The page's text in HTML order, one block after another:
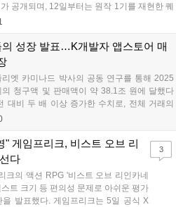
공개되며, 12일부터는 원작 1기를 재현한 퀘
사막을 베어무는 혼돈'이 열린다. 또한 12일부
원작의 재미를 더한 전략적 전투와 풍성한
다....
성장 발표…K개발자 앱스토어 매
엣 카미나드 박사의 공동 연구를 통해 2025
청구액 및 판매액이 약 38.1조 원에 달했다
대비 두 배 이상 증가한 수치로, 전체 거래의
하지 않는 구조다. 특히 소규모 개발자의 매
있다. 애플은 앞으로도 개발자 커뮤니티의
겠다고 밝혔다....
" 게임프리크, 비스트 오브 리
다
크의 액션 RPG '비스트 오브 리인카네
트 크기 등 편의성 문제로 아쉬운 평가
발표했다. 게임프리크는 5일 공식 X
3